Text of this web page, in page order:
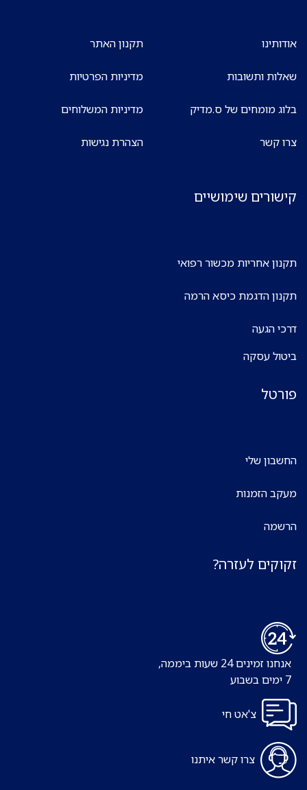
אודותינו
שאלות ותשובות
בלוג מומחים של ס.מדיק
צרו קשר
תקנון האתר
מדיניות הפרטיות
מדיניות המשלוחים
הצהרת נגישות
קישורים שימושיים
תקנון אחריות מכשור רפואי
תקנון הדגמת כיסא הרמה
דרכי הגעה
ביטול עסקה
פורטל
החשבון שלי
מעקב הזמנות
הרשמה
זקוקים לעזרה?
אנחנו זמינים 24 שעות ביממה,
צ'אט חי
צרו קשר איתנו